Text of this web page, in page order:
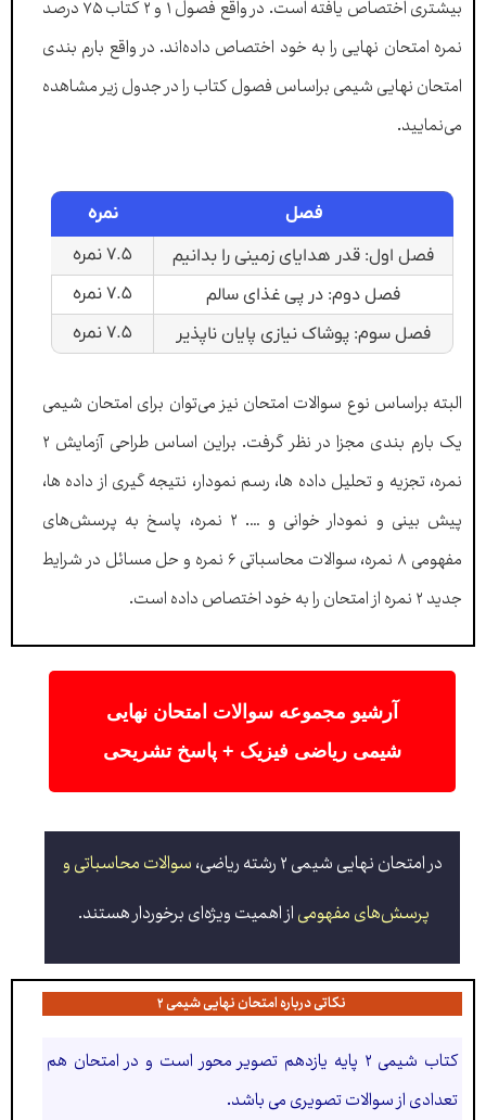
بیشتری اختصاص یافته است. در واقع فصول ۱ و ۲ کتاب ۷۵ درصد
نمره امتحان نهایی را به خود اختصاص داده‌اند. در واقع بارم بندی
امتحان نهایی شیمی براساس فصول کتاب را در جدول زیر مشاهده
می‌نمایید.
فصل
نمره
فصل اول: قدر هدایای زمینی را بدانیم
۷.۵ نمره
فصل دوم: در پی غذای سالم
۷.۵ نمره
فصل سوم: پوشاک نیازی پایان ناپذیر
۷.۵ نمره
البته براساس نوع سوالات امتحان نیز می‌توان برای امتحان شیمی
یک بارم بندی مجزا در نظر گرفت. براین اساس طراحی آزمایش ۲
نمره، تجزیه و تحلیل داده ها، رسم نمودار، نتیجه گیری از داده ها،
پیش بینی و نمودار خوانی و …. ۲ نمره، پاسخ به پرسش‌های
مفهومی ۸ نمره، سوالات محاسباتی ۶ نمره و حل مسائل در شرایط
جدید ۲ نمره از امتحان را به خود اختصاص داده است.
آرشیو مجموعه سوالات امتحان نهایی
شیمی ریاضی فیزیک + پاسخ تشریحی
در امتحان نهایی شیمی ۲ رشته ریاضی،
سوالات محاسباتی و
پرسش‌های مفهومیاز اهمیت ویژه‌ای برخوردار هستند.
نکاتی درباره امتحان نهایی شیمی ۲
کتاب شیمی ۲ پایه یازدهم تصویر محور است و در امتحان هم
تعدادی از سوالات تصویری می باشد.